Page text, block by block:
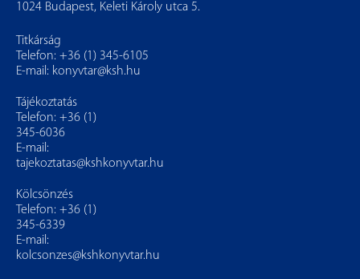
1024 Budapest, Keleti Károly utca 5.
Titkárság
Telefon: +36 (1) 345-6105
E-mail: konyvtar@ksh.hu
Tájékoztatás
Telefon: +36 (1)
345-6036
E-mail:
tajekoztatas@kshkonyvtar.hu
Kölcsönzés
Telefon: +36 (1)
345-6339
E-mail:
kolcsonzes@kshkonyvtar.hu